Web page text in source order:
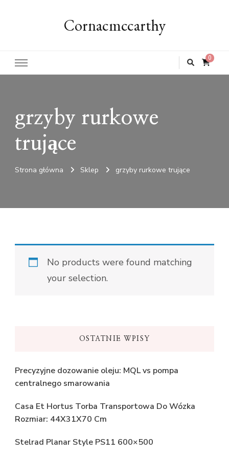
Cornacmccarthy
0
grzyby rurkowe
trujące
Strona główna Sklep grzyby rurkowe trujące
No products were found matching
your selection.
OSTATNIE WPISY
Precyzyjne dozowanie oleju: MQL vs pompa
centralnego smarowania
Casa Et Hortus Torba Transportowa Do Wózka
Rozmiar: 44X31X70 Cm
Stelrad Planar Style PS11 600×500